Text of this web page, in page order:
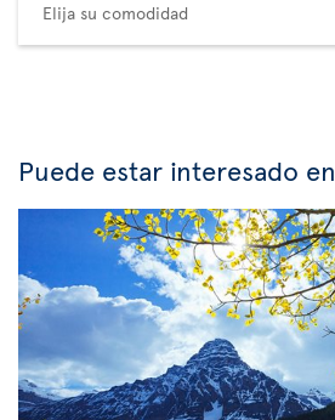
Elija su comodidad
Puede estar interesado en